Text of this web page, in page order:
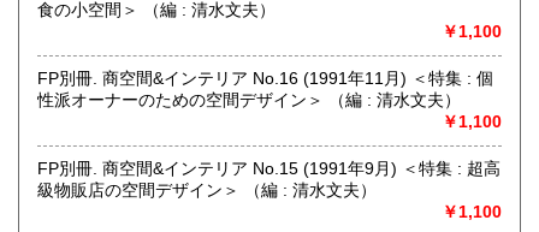
書籍の買取について
書籍、雑誌の買取り強化中です。グラフィックデザイン、イ
ラストレーション、タイポグラフィ、プロダクトデザイン、
インテリア、建築、広告、写真、美術関係の蔵書の処分をお
考えの際にはメール、電話、ファックスでご連絡下さい。誠
実にお見積り致します。
取り扱い分野
食の小空間＞ （編 : 清水文夫）
￥1,100
FP別冊. 商空間&インテリア No.16 (1991年11月) ＜特集 : 個
性派オーナーのための空間デザイン＞ （編 : 清水文夫）
￥1,100
FP別冊. 商空間&インテリア No.15 (1991年9月) ＜特集 : 超高
級物販店の空間デザイン＞ （編 : 清水文夫）
￥1,100